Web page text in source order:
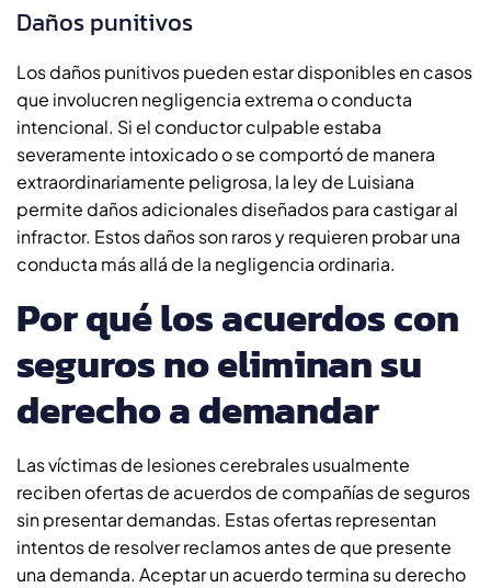
Daños punitivos
Los daños punitivos pueden estar disponibles en casos
que involucren negligencia extrema o conducta
intencional. Si el conductor culpable estaba
severamente intoxicado o se comportó de manera
extraordinariamente peligrosa, la ley de Luisiana
permite daños adicionales diseñados para castigar al
infractor. Estos daños son raros y requieren probar una
conducta más allá de la negligencia ordinaria.
Por qué los acuerdos con
seguros no eliminan su
derecho a demandar
Las víctimas de lesiones cerebrales usualmente
reciben ofertas de acuerdos de compañías de seguros
sin presentar demandas. Estas ofertas representan
intentos de resolver reclamos antes de que presente
una demanda. Aceptar un acuerdo termina su derecho